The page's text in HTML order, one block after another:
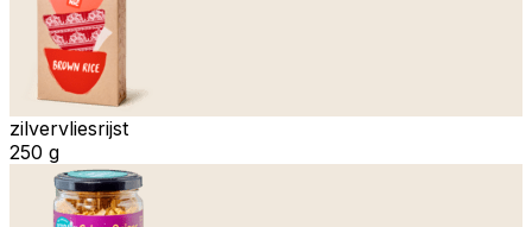
zilvervliesrijst
250 g